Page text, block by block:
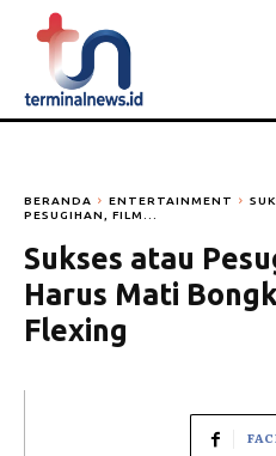
BERANDA ENTERTAINMENT
PESUGIHAN, FILM...
Sukses atau
Harus Mati
Flexing